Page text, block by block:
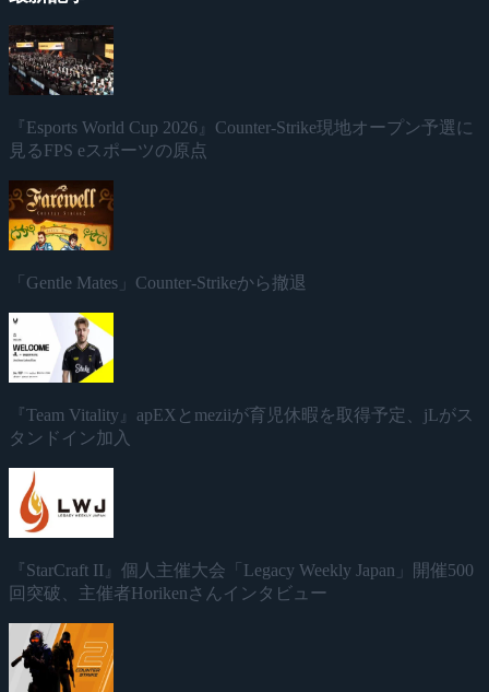
『Esports World Cup 2026』Counter-Strike現地オープン予選に
見るFPS eスポーツの原点
「Gentle Mates」Counter-Strikeから撤退
『Team Vitality』apEXとmeziiが育児休暇を取得予定、jLがス
タンドイン加入
『StarCraft II』個人主催大会「Legacy Weekly Japan」開催500
回突破、主催者Horikenさんインタビュー